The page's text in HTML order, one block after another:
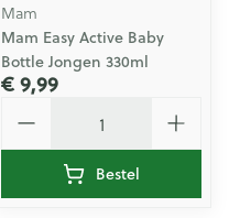
Mam
Mam Easy Active Baby
Bottle Jongen 330ml
€ 9,99
Bestel